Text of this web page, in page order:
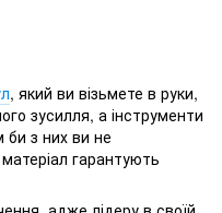
, який ви візьмете в руки,
зусилля, а інструменти
би з них ви не
гарантують